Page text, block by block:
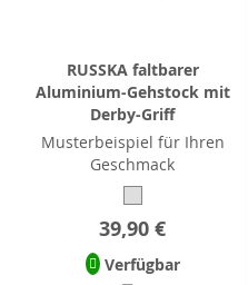
RUSSKA faltbarer
Aluminium-Gehstock mit
Derby-Griff
Musterbeispiel für Ihren
Geschmack
39,90 €
Verfügbar